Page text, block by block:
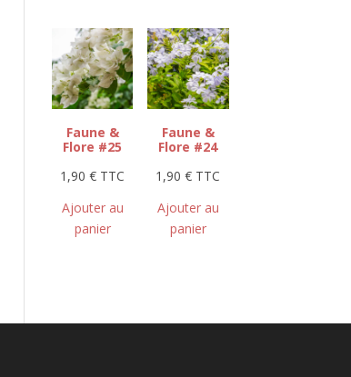
Faune &
Flore #25
1,90€ TTC
Ajouter au
panier
Faune &
Flore #24
1,90€ TTC
Ajouter au
panier